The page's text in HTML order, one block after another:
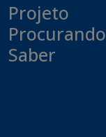
Projeto
Procurando
Saber